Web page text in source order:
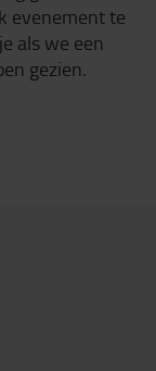
evenement te
als we een
gezien.